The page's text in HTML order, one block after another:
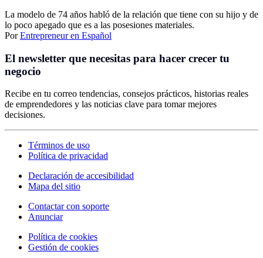
La modelo de 74 años habló de la relación que tiene con su hijo y de
lo poco apegado que es a las posesiones materiales.
PorEntrepreneur en Español
El newsletter que necesitas para hacer crecer tu
negocio
Recibe en tu correo tendencias, consejos prácticos, historias reales
de emprendedores y las noticias clave para tomar mejores
decisiones.
Términos de uso
Política de privacidad
Declaración de accesibilidad
Mapa del sitio
Contactar con soporte
Anunciar
Política de cookies
Gestión de cookies